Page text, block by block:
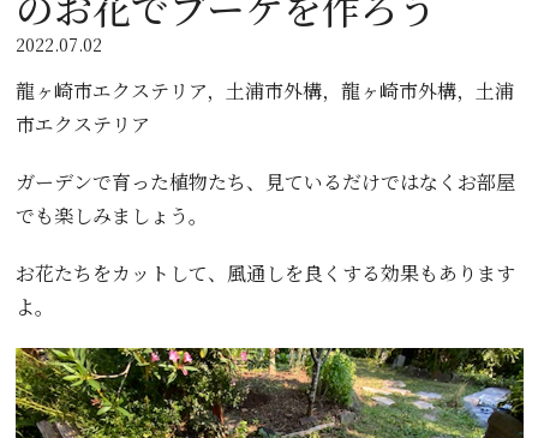
2022.07.02
龍ヶ崎市エクステリア，土浦市外構，龍ヶ崎市外構，土浦
市エクステリア
ガーデンで育った植物たち、見ているだけではなくお部屋
でも楽しみましょう。
お花たちをカットして、風通しを良くする効果もあります
よ。